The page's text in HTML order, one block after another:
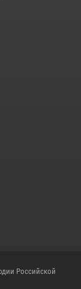
Российской